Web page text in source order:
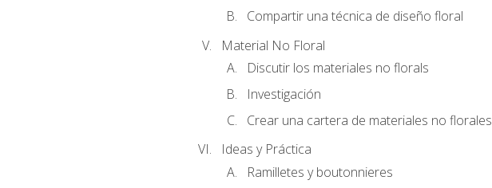
Compartir una técnica de diseño floral
Material No Floral
Discutir los materiales no florals
Investigación
Crear una cartera de materiales no florales
Ideas y Práctica
Ramilletes y boutonnieres